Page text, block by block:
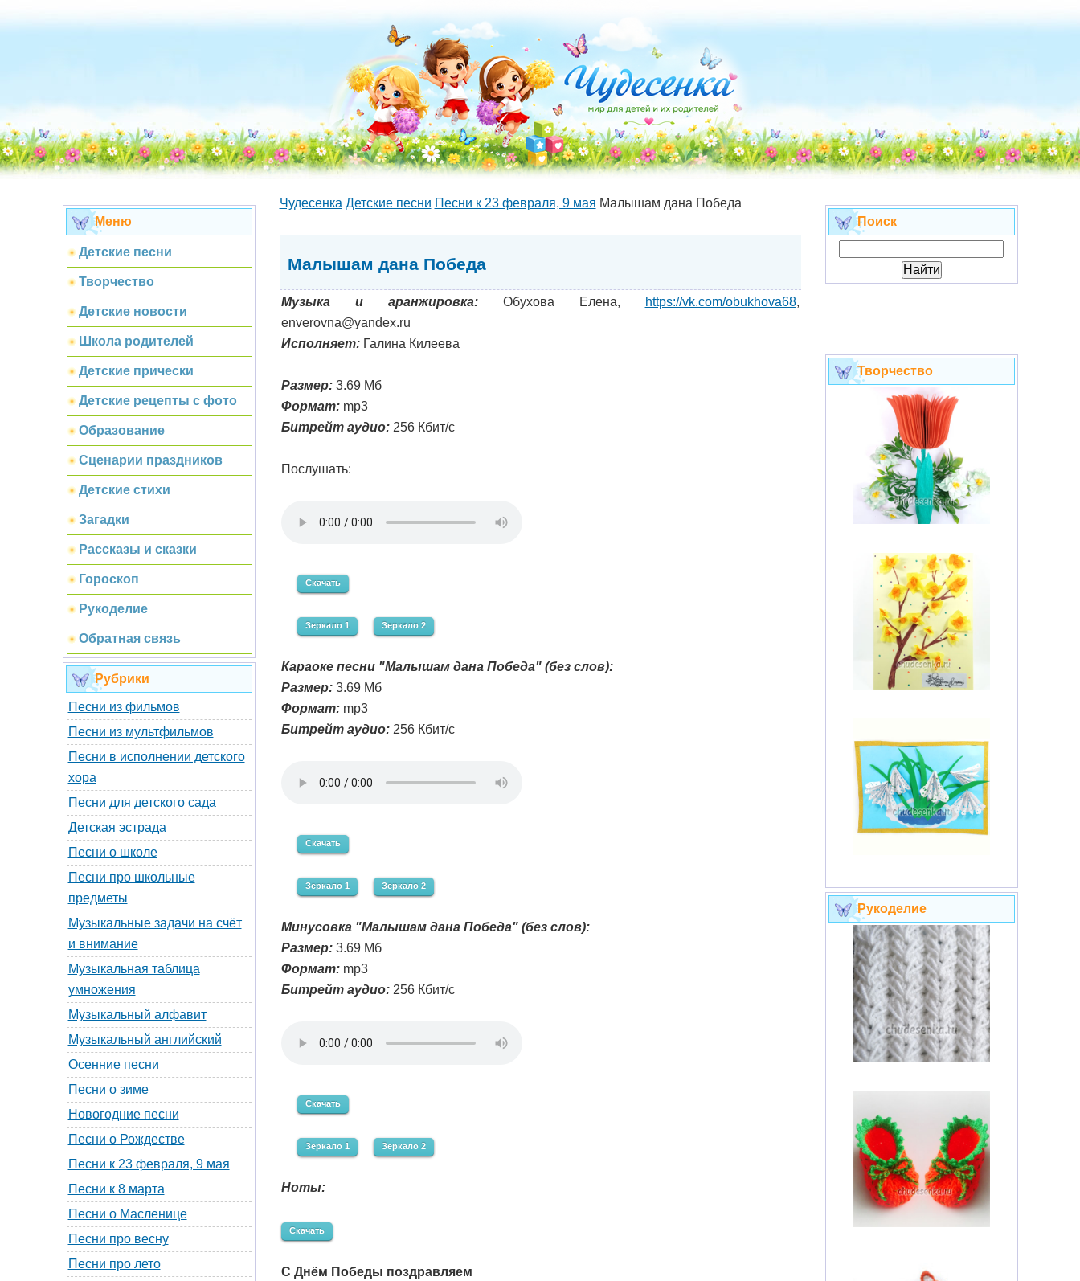
Меню
Детские песни
Творчество
Детские новости
Школа родителей
Детские прически
Детские рецепты с фото
Образование
Сценарии праздников
Детские стихи
Загадки
Рассказы и сказки
Гороскоп
Рукоделие
Обратная связь
Рубрики
Песни из фильмов
Песни из мультфильмов
Песни в исполнении детского
хора
Песни для детского сада
Детская эстрада
Песни о школе
Песни про школьные
предметы
Музыкальные задачи на счёт
и внимание
Музыкальная таблица
умножения
Музыкальный алфавит
Музыкальный английский
Осенние песни
Песни о зиме
Новогодние песни
Песни о Рождестве
Песни к 23 февраля, 9 мая
Песни к 8 марта
Песни о Масленице
Песни про весну
Песни про лето
Чудесенка Детские песни Песни к 23 февраля, 9 мая Малышам дана Победа
Малышам дана Победа
Музыка и аранжировка:Обухова Елена, https://vk.com/obukhova68,
enverovna@yandex.ru
Исполняет:Галина Килеева
Размер:3.69 Мб
Формат:mp3
Битрейт аудио:256 Кбит/с
Послушать:
Скачать
Зеркало 1 Зеркало 2
Караоке песни "Малышам дана Победа" (без слов):
Размер:3.69 Мб
Формат:mp3
Битрейт аудио:256 Кбит/с
Скачать
Зеркало 1 Зеркало 2
Минусовка "Малышам дана Победа" (без слов):
Размер:3.69 Мб
Формат:mp3
Битрейт аудио:256 Кбит/с
Скачать
Зеркало 1 Зеркало 2
Ноты:
Скачать
С Днём Победы поздравляем
Поиск
Творчество
Рукоделие